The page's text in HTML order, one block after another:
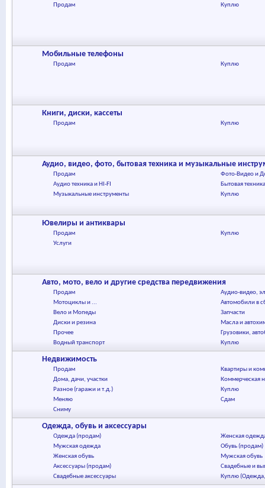
Продам Куплю
Мобильные телефоны
Продам Куплю
Книги, диски, кассеты
Продам Куплю
Аудио, видео, фото, бытовая техника и музыкальные
Продам
Фото-Видео и
Аудио техника и HI-FI
Бытовая
Музыкальные инструменты
Куплю
Ювелиры и антиквары
Продам
Куплю
Услуги
Авто, мото, вело и другие средства передвижения
Продам
Аудио-видео,
Мотоциклы и ...
Автомобили в
Вело и Мопеды
Запчасти
Диски и резина
Масла и
Прочее
Грузовики,
Водный транспорт
Куплю
Недвижимость
Продам
Квартиры и
Дома, дачи, участки
Коммерческая
Разное (гаражи и т.д.)
Куплю
Меняю
Сдам
Сниму
Одежда, обувь и аксессуары
Одежда (продам)
Женская
Мужская одежда
Обувь (продам)
Женская обувь
Мужская обувь
Аксессуары (продам)
Свадебные и
Свадебные аксессуары
Куплю (Одежда,